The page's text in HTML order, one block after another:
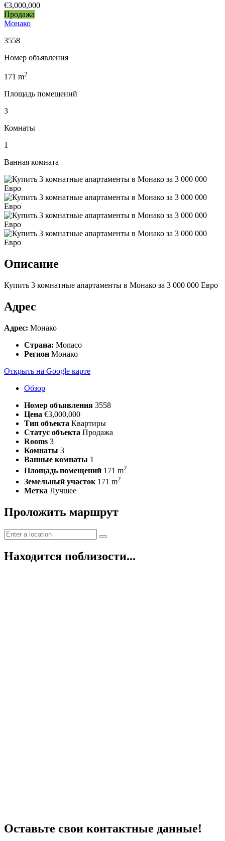
€3,000,000
Продажа
Монако
3558
Номер объявления
171 m2
Площадь помещений
3
Комнаты
1
Ванная комната
Описание
Купить 3 комнатные апартаменты в Монако за 3 000 000 Евро
Адрес
Адрес: Монако
Страна: Monaco
Регион Монако
Открыть на Google карте
Обзор
Номер объявления 3558
Цена €3,000,000
Тип объекта Квартиры
Статус объекта Продажа
Rooms 3
Комнаты 3
Ванные комнаты 1
Площадь помещений 171 m2
Земельный участок 171 m2
Метка Лучшее
Проложить маршрут
Находится поблизости...
Оставьте свои контактные данные!